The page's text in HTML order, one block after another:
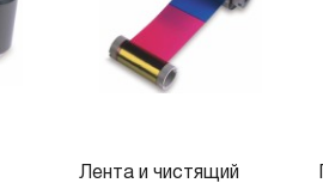
Лента и чистящий